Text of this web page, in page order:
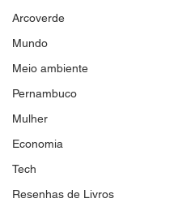
Arcoverde
Mundo
Meio ambiente
Pernambuco
Mulher
Economia
Tech
Resenhas de Livros